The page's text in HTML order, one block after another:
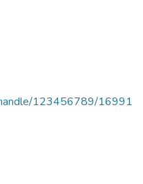
123456789/16991